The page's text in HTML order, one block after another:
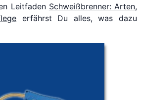
Leitfaden Schweißbrenner: Arten,
erfährst Du alles, was dazu